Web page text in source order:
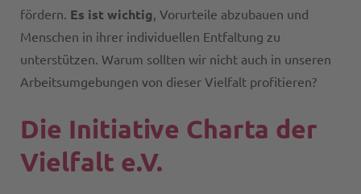
fördern. Es ist wichtig, Vorurteile abzubauen und
Menschen in ihrer individuellen Entfaltung zu
unterstützen. Warum sollten wir nicht auch in unseren
Arbeitsumgebungen von dieser Vielfalt profitieren?
Die Initiative Charta der
Vielfalt e.V.